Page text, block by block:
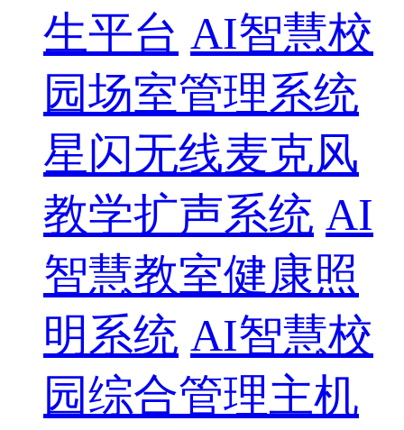
生平台 AI智慧校
园场室管理系统
星闪无线麦克风
教学扩声系统 AI
智慧教室健康照
明系统 AI智慧校
园综合管理主机